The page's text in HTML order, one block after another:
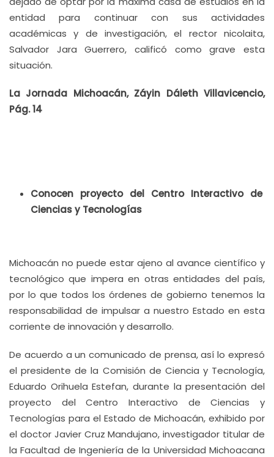
entidad para continuar con sus actividades
académicas y de investigación, el rector nicolaita,
Salvador Jara Guerrero, calificó como grave esta
situación.
La Jornada Michoacán, Záyin Dáleth Villavicencio,
Pág. 14
Conocen proyecto del Centro Interactivo de
Ciencias y Tecnologías
Michoacán no puede estar ajeno al avance científico y
tecnológico que impera en otras entidades del país,
por lo que todos los órdenes de gobierno tenemos la
responsabilidad de impulsar a nuestro Estado en esta
corriente de innovación y desarrollo.
De acuerdo a un comunicado de prensa, así lo expresó
el presidente de la Comisión de Ciencia y Tecnología,
Eduardo Orihuela Estefan, durante la presentación del
proyecto del Centro Interactivo de Ciencias y
Tecnologías para el Estado de Michoacán, exhibido por
el doctor Javier Cruz Mandujano, investigador titular de
la Facultad de Ingeniería de la Universidad Michoacana